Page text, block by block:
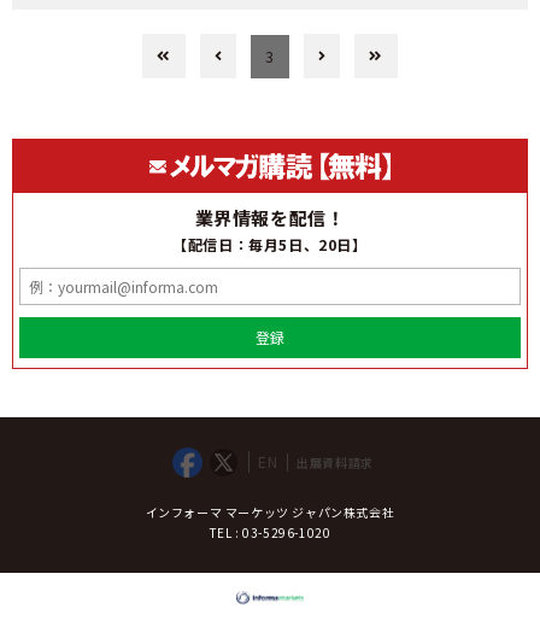
3
業界情報を配信！
【配信日：毎月5日、20日】
登録
EN 出展資料請求
インフォーマ マーケッツ ジャパン株式会社
TEL : 03-5296-1020